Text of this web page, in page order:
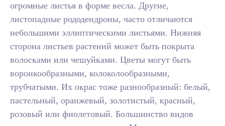
огромные листья в форме весла. Другие,
листопадные рододендроны, часто отличаются
небольшими эллиптическими листьями. Нижняя
сторона листьев растений может быть покрыта
волосками или чешуйками. Цветы могут быть
воронкообразными, колоколообразными,
трубчатыми. Их окрас тоже разнообразный: белый,
пастельный, оранжевый, золотистый, красный,
розовый или фиолетовый. Большинство видов